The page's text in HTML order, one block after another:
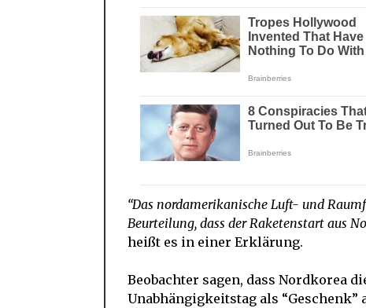
“Das nordamerikanische Luft- und
Beurteilung, dass der Raketenstart aus
heißt es in einer Erklärung.
Beobachter sagen, dass Nordkorea
Unabhängigkeitstag als “Geschenk”